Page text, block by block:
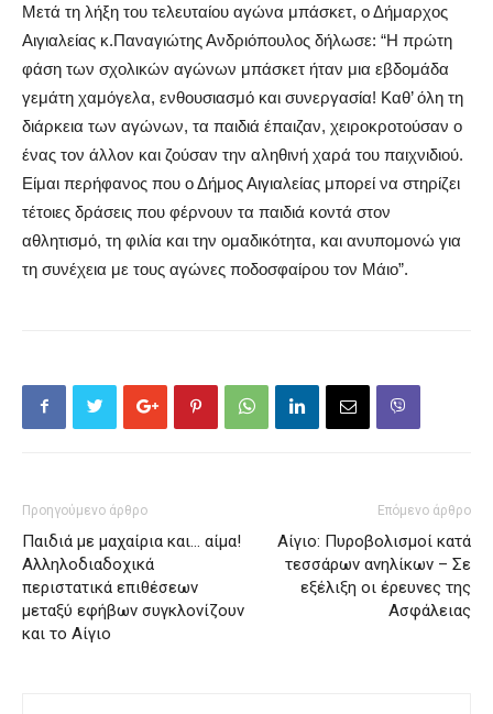
Μετά τη λήξη του τελευταίου αγώνα μπάσκετ, ο Δήμαρχος
Αιγιαλείας κ.Παναγιώτης Ανδριόπουλος δήλωσε: “Η πρώτη
φάση των σχολικών αγώνων μπάσκετ ήταν μια εβδομάδα
γεμάτη χαμόγελα, ενθουσιασμό και συνεργασία! Καθ’ όλη τη
διάρκεια των αγώνων, τα παιδιά έπαιζαν, χειροκροτούσαν ο
ένας τον άλλον και ζούσαν την αληθινή χαρά του παιχνιδιού.
Είμαι περήφανος που ο Δήμος Αιγιαλείας μπορεί να στηρίζει
τέτοιες δράσεις που φέρνουν τα παιδιά κοντά στον
αθλητισμό, τη φιλία και την ομαδικότητα, και ανυπομονώ για
τη συνέχεια με τους αγώνες ποδοσφαίρου τον Μάιο”.
Προηγούμενο άρθρο
Παιδιά με μαχαίρια και… αίμα!
Αλληλοδιαδοχικά
περιστατικά επιθέσεων
μεταξύ εφήβων συγκλονίζουν
και το Αίγιο
Επόμενο άρθρο
Αίγιο: Πυροβολισμοί κατά
τεσσάρων ανηλίκων – Σε
εξέλιξη οι έρευνες της
Ασφάλειας